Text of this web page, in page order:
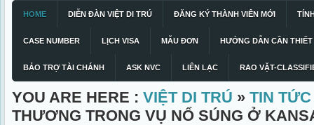
HOME DIỄN ĐÀN VIỆT DI TRÚ ĐĂNG KÝ THÀNH VIÊN MỚI
CASE NUMBER LỊCH VISA MẪU ĐƠN HƯỚNG DẪN CẦN THIẾT
BẢO TRỢ TÀI CHÁNH ASK NVC LIÊN LẠC RAO VẶT-
YOU ARE HERE : VIỆT DI TRÚ » TIN
THƯƠNG TRONG VỤ NỔ SÚNG Ở